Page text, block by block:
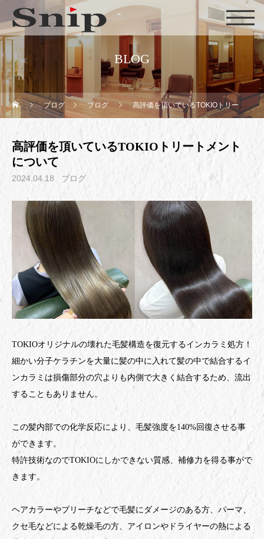
BLOG
ブログ ブログ 高評価を頂いているTOKIOトリートメントについて
高評価を頂いているTOKIOトリートメント
について
2024.04.18 ブログ
TOKIOオリジナルの壊れた毛髪構造を復元するインカラミ処方！
細かい分子ケラチンを大量に髪の中に入れて髪の中で結合するイ
ンカラミは損傷部分の穴よりも内側で大きく結合するため、流出
することもありません。
この髪内部での化学反応により、毛髪強度を140%回復させる事
ができます。
特許技術なのでTOKIOにしかできない質感、補修力を得る事がで
きます。
ヘアカラーやブリーチなどで毛髪にダメージのある方、パーマ、
クセ毛などによる乾燥毛の方、アイロンやドライヤーの熱による